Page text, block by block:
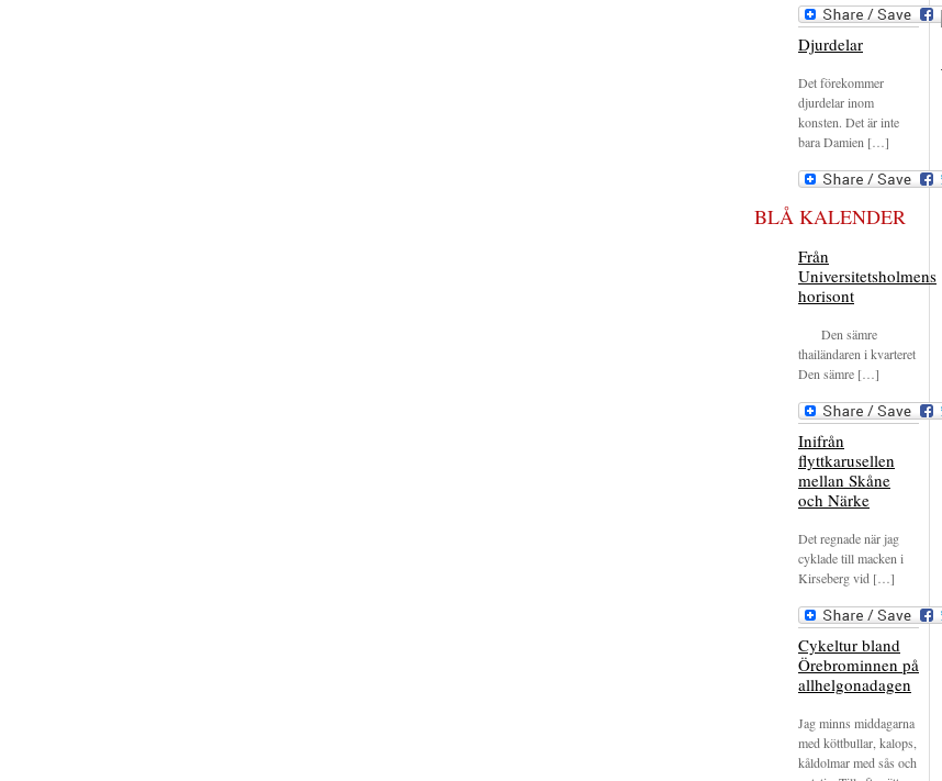
Djurdelar
Det förekommer
djurdelar inom
konsten. Det är inte
bara Damien […]
BLÅ KALENDER
Från
Universitetsholmens
horisont
Den sämre
thailändaren i kvarteret
Den sämre […]
Inifrån
flyttkarusellen
mellan Skåne
och Närke
Det regnade när jag
cyklade till macken i
Kirseberg vid […]
Cykeltur bland
Örebrominnen på
allhelgonadagen
Jag minns middagarna
med köttbullar, kalops,
kåldolmar med sås och